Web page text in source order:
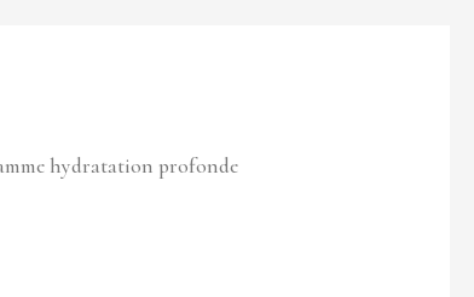
hydratation profonde